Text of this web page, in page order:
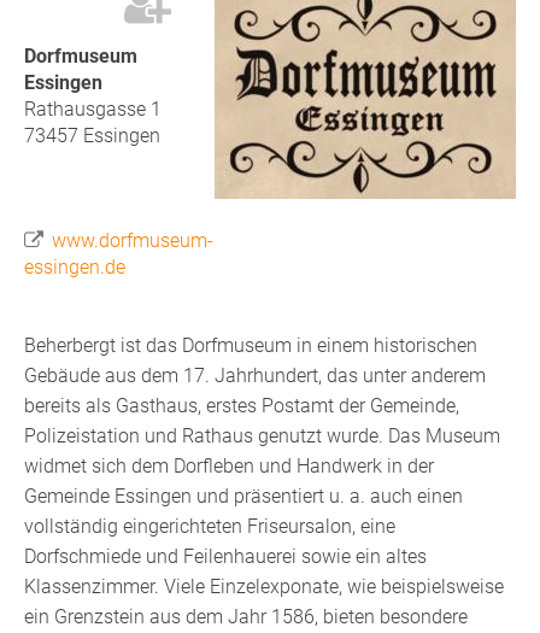
Dorfmuseum
Essingen
Rathausgasse 1
73457 Essingen
www.dorfmuseum-
essingen.de
Beherbergt ist das Dorfmuseum in einem historischen
Gebäude aus dem 17. Jahrhundert, das unter anderem
bereits als Gasthaus, erstes Postamt der Gemeinde,
Polizeistation und Rathaus genutzt wurde. Das Museum
widmet sich dem Dorfleben und Handwerk in der
Gemeinde Essingen und präsentiert u. a. auch einen
vollständig eingerichteten Friseursalon, eine
Dorfschmiede und Feilenhauerei sowie ein altes
Klassenzimmer. Viele Einzelexponate, wie beispielsweise
ein Grenzstein aus dem Jahr 1586, bieten besondere